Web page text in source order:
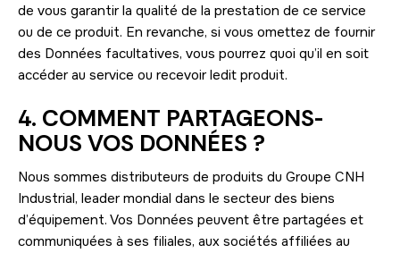
de vous garantir la qualité de la prestation de ce service
ou de ce produit. En revanche, si vous omettez de fournir
des Données facultatives, vous pourrez quoi qu’il en soit
accéder au service ou recevoir ledit produit.
4. COMMENT PARTAGEONS-
NOUS VOS DONNÉES ?
Nous sommes distributeurs de produits du Groupe CNH
Industrial, leader mondial dans le secteur des biens
d’équipement. Vos Données peuvent être partagées et
communiquées à ses filiales, aux sociétés affiliées au